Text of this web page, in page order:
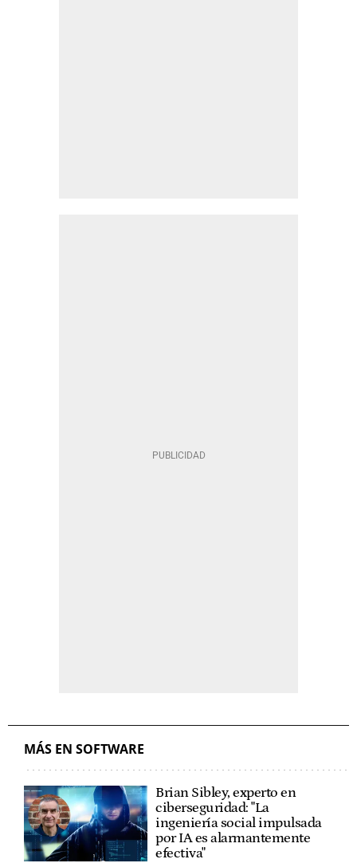
MÁS EN SOFTWARE
Brian Sibley, experto en
ciberseguridad: "La
ingeniería social impulsada
por IA es alarmantemente
efectiva"